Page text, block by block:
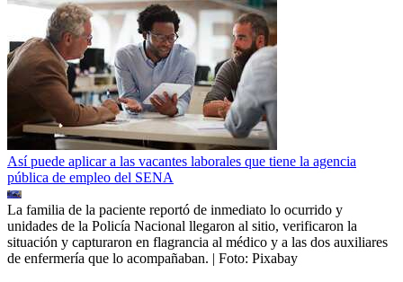
Así puede aplicar a las vacantes laborales que tiene la agencia
pública de empleo del SENA
La familia de la paciente reportó de inmediato lo ocurrido y
unidades de la Policía Nacional llegaron al sitio, verificaron la
situación y capturaron en flagrancia al médico y a las dos auxiliares
de enfermería que lo acompañaban. | Foto: Pixabay